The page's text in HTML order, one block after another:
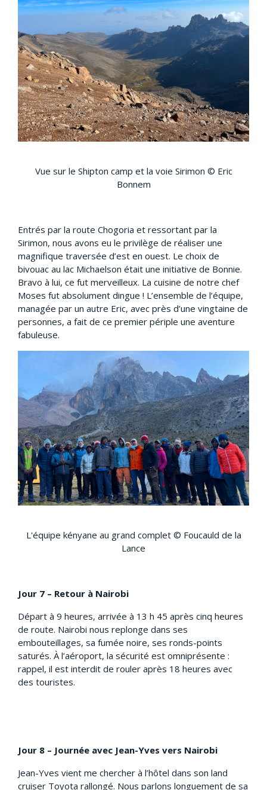
Vue sur le Shipton camp et la voie Sirimon © Eric
Bonnem
Entrés par la route Chogoria et ressortant par la
Sirimon, nous avons eu le privilège de réaliser une
magnifique traversée d’est en ouest. Le choix de
bivouac au lac Michaelson était une initiative de Bonnie.
Bravo à lui, ce fut merveilleux. La cuisine de notre chef
Moses fut absolument dingue ! L’ensemble de l’équipe,
managée par un autre Eric, avec près d’une vingtaine de
personnes, a fait de ce premier périple une aventure
fabuleuse.
L'équipe kényane au grand complet © Foucauld de la
Lance
Jour 7 – Retour à Nairobi
Départ à 9 heures, arrivée à 13 h 45 après cinq heures
de route. Nairobi nous replonge dans ses
embouteillages, sa fumée noire, ses ronds-points
saturés. À l’aéroport, la sécurité est omniprésente :
rappel, il est interdit de rouler après 18 heures avec
des touristes.
Jour 8 – Journée avec Jean-Yves vers Nairobi
Jean-Yves vient me chercher à l’hôtel dans son land
cruiser Toyota rallongé. Nous parlons longuement de sa